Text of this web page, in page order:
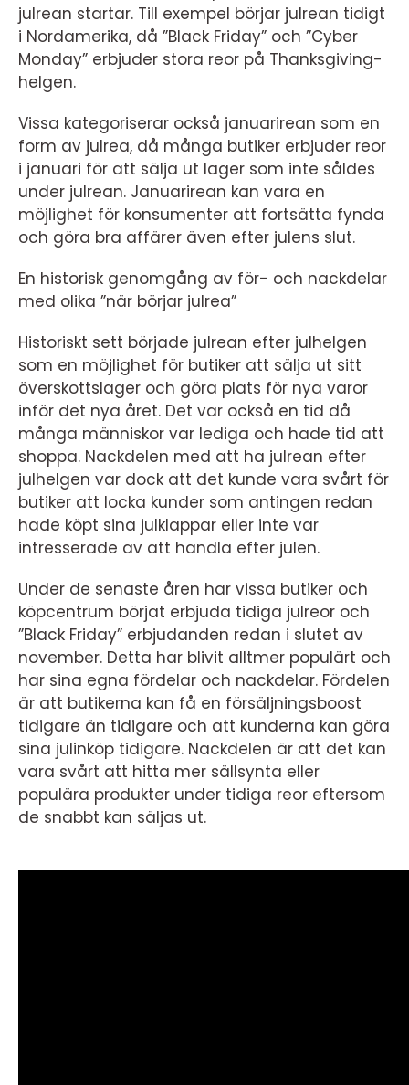
julrean startar. Till exempel börjar julrean tidigt
i Nordamerika, då ”Black Friday” och ”Cyber
Monday” erbjuder stora reor på Thanksgiving-
helgen.
Vissa kategoriserar också januarirean som en
form av julrea, då många butiker erbjuder reor
i januari för att sälja ut lager som inte såldes
under julrean. Januarirean kan vara en
möjlighet för konsumenter att fortsätta fynda
och göra bra affärer även efter julens slut.
En historisk genomgång av för- och nackdelar
med olika ”när börjar julrea”
Historiskt sett började julrean efter julhelgen
som en möjlighet för butiker att sälja ut sitt
överskottslager och göra plats för nya varor
inför det nya året. Det var också en tid då
många människor var lediga och hade tid att
shoppa. Nackdelen med att ha julrean efter
julhelgen var dock att det kunde vara svårt för
butiker att locka kunder som antingen redan
hade köpt sina julklappar eller inte var
intresserade av att handla efter julen.
Under de senaste åren har vissa butiker och
köpcentrum börjat erbjuda tidiga julreor och
”Black Friday” erbjudanden redan i slutet av
november. Detta har blivit alltmer populärt och
har sina egna fördelar och nackdelar. Fördelen
är att butikerna kan få en försäljningsboost
tidigare än tidigare och att kunderna kan göra
sina julinköp tidigare. Nackdelen är att det kan
vara svårt att hitta mer sällsynta eller
populära produkter under tidiga reor eftersom
de snabbt kan säljas ut.